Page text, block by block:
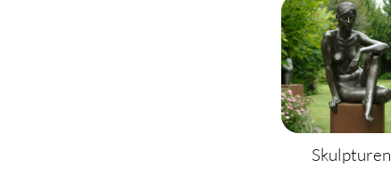
Skulpturen